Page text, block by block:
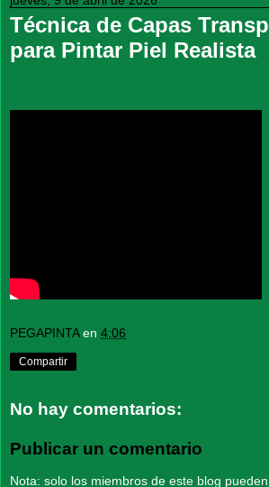
Técnica de Capas
para Pintar Piel Realista
PEGAPINTA en 4:06
Compartir
No hay comentarios:
Publicar un comentario
Nota: solo los miembros de este blog pueden